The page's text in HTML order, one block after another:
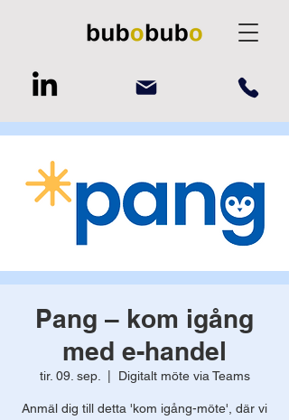
Pang – kom igång
med e-handel
tir. 09. sep. Digitalt möte via Teams
Anmäl dig till detta 'kom igång-möte', där vi